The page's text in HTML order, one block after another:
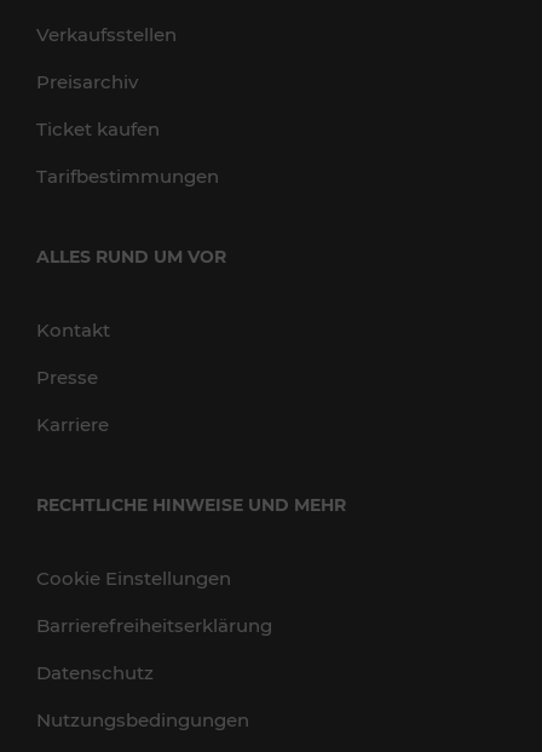
Verkaufsstellen
Preisarchiv
Ticket kaufen
Tarifbestimmungen
ALLES RUND UM VOR
Kontakt
Presse
Karriere
RECHTLICHE HINWEISE UND MEHR
Cookie Einstellungen
Barrierefreiheitserklärung
Datenschutz
Nutzungsbedingungen